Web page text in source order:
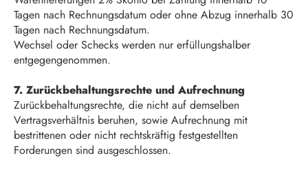
Tagen nach Rechnungsdatum oder ohne Abzug innerhalb 30
Tagen nach Rechnungsdatum.
Wechsel oder Schecks werden nur erfüllungshalber
entgegengenommen.
7. Zurückbehaltungsrechte und Aufrechnung
Zurückbehaltungsrechte, die nicht auf demselben
Vertragsverhältnis beruhen, sowie Aufrechnung mit
bestrittenen oder nicht rechtskräftig festgestellten
Forderungen sind ausgeschlossen.